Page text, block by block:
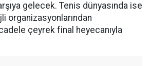
gelecek. Tenis dünyasında ise
organizasyonlarından
çeyrek final heyecanıyla